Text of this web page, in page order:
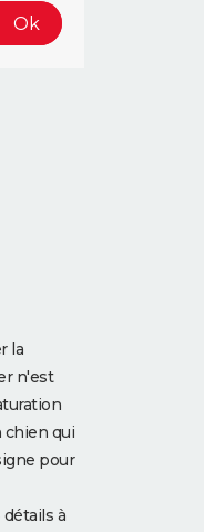
la
n'est
chien qui
pour
à